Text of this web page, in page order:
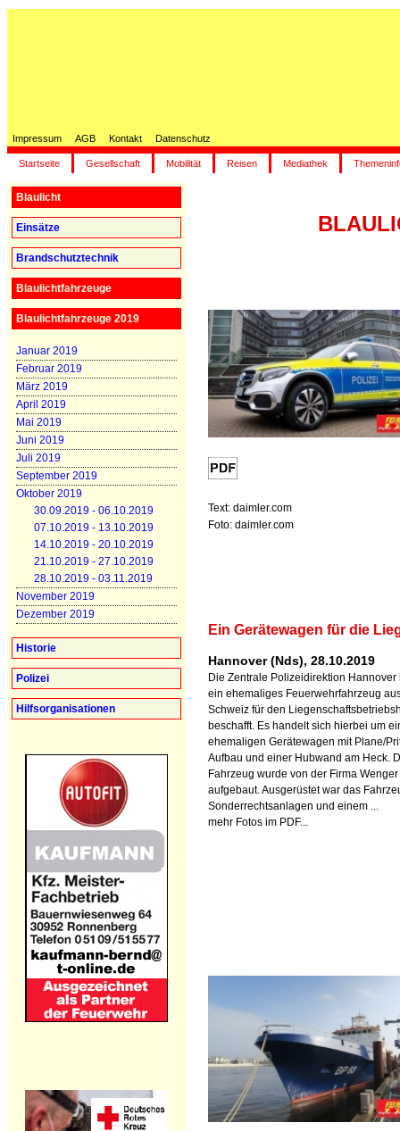
Impressum AGB Kontakt Datenschutz
Startseite Gesellschaft Mobilität Reisen Mediathek
Blaulicht
Einsätze
Brandschutztechnik
Blaulichtfahrzeuge
Blaulichtfahrzeuge 2019
Januar 2019
Februar 2019
März 2019
April 2019
Mai 2019
Juni 2019
Juli 2019
September 2019
Oktober 2019
30.09.2019 - 06.10.2019
07.10.2019 - 13.10.2019
14.10.2019 - 20.10.2019
21.10.2019 - 27.10.2019
28.10.2019 - 03.11.2019
November 2019
Dezember 2019
Historie
Polizei
Hilfsorganisationen
Text: daimler.com
Foto: daimler.com
Ein Gerätewagen für die
Hannover (Nds), 28.10.2019
Die Zentrale Polizeidirektion Hannover
ein ehemaliges Feuerwehrfahrzeug
Schweiz für den
beschafft. Es handelt sich hierbei um
ehemaligen Gerätewagen mit Plane/
Aufbau und einer Hubwand am Heck.
Fahrzeug wurde von der Firma Wenger
aufgebaut. Ausgerüstet war das
Sonderrechtsanlagen und einem ...
mehr Fotos im PDF...